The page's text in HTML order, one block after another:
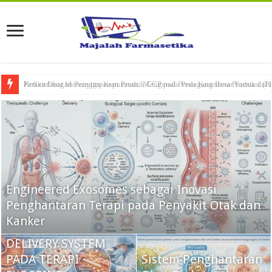
Ketika Obat Menunggu Keputusan: Mengenal Peran Karantina Produk
Engineered Exosomes sebagai Inovasi
Penghantaran Terapi pada Penyakit Otak dan
Kanker
CREON®
(PANCRELIPASE)
SEBAGAI APLIKASI
MICROENCAPSULATION
DALAM DRUG
DELIVERY SYSTEM
PADA TERAPI
Sistem Penghantaran